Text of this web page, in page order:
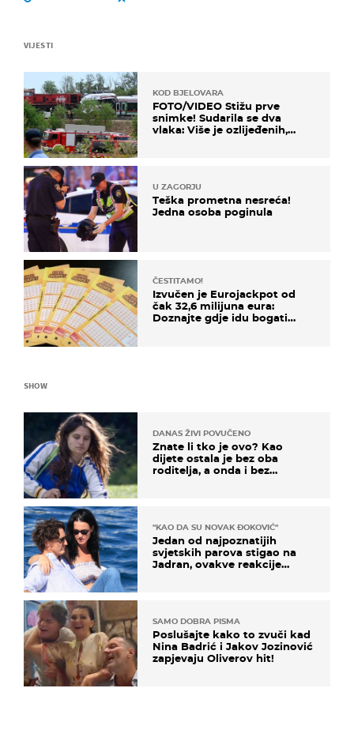
VIJESTI
KOD BJELOVARA
FOTO/VIDEO Stižu prve
snimke! Sudarila se dva
vlaka: Više je ozlijeđenih,
U ZAGORJU
Teška prometna nesreća!
Jedna osoba poginula
ČESTITAMO!
Izvučen je Eurojackpot od
čak 32,6 milijuna eura:
Doznajte gdje idu bogati
SHOW
DANAS ŽIVI POVUČENO
Znate li tko je ovo? Kao
dijete ostala je bez oba
roditelja, a onda i bez
"KAO DA SU NOVAK ĐOKOVIĆ"
Jedan od najpoznatijih
svjetskih parova stigao na
Jadran, ovakve reakcije
SAMO DOBRA PISMA
Poslušajte kako to zvuči kad
Nina Badrić i Jakov Jozinović
zapjevaju Oliverov hit!